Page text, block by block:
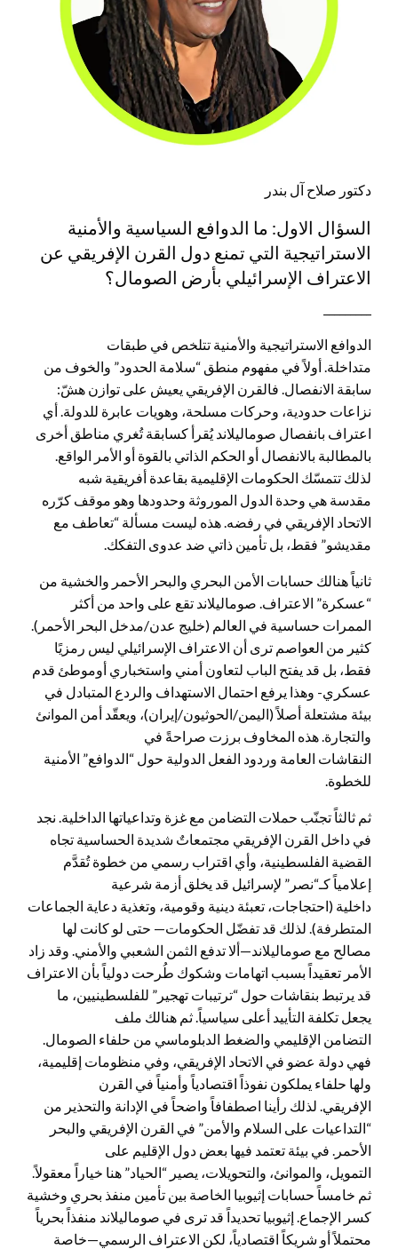
دكتور صلاح آل بندر
السؤال الاول: ما الدوافع السياسية والأمنية
الاستراتيجية التي تمنع دول القرن الإفريقي عن
الاعتراف الإسرائيلي بأرض الصومال؟
الدوافع الاستراتيجية والأمنية تتلخص في طبقات
متداخلة. أولاً في مفهوم منطق “سلامة الحدود” والخوف من
سابقة الانفصال. فالقرن الإفريقي يعيش على توازن هشّ:
نزاعات حدودية، وحركات مسلحة، وهويات عابرة للدولة. أي
اعتراف بانفصال صوماليلاند يُقرأ كسابقة تُغري مناطق أخرى
بالمطالبة بالانفصال أو الحكم الذاتي بالقوة أو الأمر الواقع.
لذلك تتمسّك الحكومات الإقليمية بقاعدة أفريقية شبه
مقدسة هي وحدة الدول الموروثة وحدودها وهو موقف كرّره
الاتحاد الإفريقي في رفضه. هذه ليست مسألة “تعاطف مع
مقديشو” فقط، بل تأمين ذاتي ضد عدوى التفكك.
ثانياً هنالك حسابات الأمن البحري والبحر الأحمر والخشية من
“عسكرة” الاعتراف. صوماليلاند تقع على واحد من أكثر
الممرات حساسية في العالم (خليج عدن/مدخل البحر الأحمر).
كثير من العواصم ترى أن الاعتراف الإسرائيلي ليس رمزيًا
فقط، بل قد يفتح الباب لتعاون أمني واستخباري أوموطئ قدم
عسكري- وهذا يرفع احتمال الاستهداف والردع المتبادل في
بيئة مشتعلة أصلاً (اليمن/الحوثيون/إيران)، ويعقّد أمن الموانئ
والتجارة. هذه المخاوف برزت صراحةً في
النقاشات العامة وردود الفعل الدولية حول “الدوافع” الأمنية
للخطوة.
ثم ثالثاً تجنّب حملات التضامن مع غزة وتداعياتها الداخلية. نجد
في داخل القرن الإفريقي مجتمعاتٌ شديدة الحساسية تجاه
القضية الفلسطينية، وأي اقتراب رسمي من خطوة تُقدَّم
إعلامياً كـ“نصر” لإسرائيل قد يخلق أزمة شرعية
داخلية (احتجاجات، تعبئة دينية وقومية، وتغذية دعاية الجماعات
المتطرفة). لذلك قد تفضّل الحكومات— حتى لو كانت لها
مصالح مع صوماليلاند—ألا تدفع الثمن الشعبي والأمني. وقد زاد
الأمر تعقيداً بسبب اتهامات وشكوك طُرحت دولياً بأن الاعتراف
قد يرتبط بنقاشات حول “ترتيبات تهجير” للفلسطينيين، ما
يجعل تكلفة التأييد أعلى سياسياً. ثم هنالك ملف
التضامن الإقليمي والضغط الدبلوماسي من حلفاء الصومال.
فهي دولة عضو في الاتحاد الإفريقي، وفي منظومات إقليمية،
ولها حلفاء يملكون نفوذاً اقتصادياً وأمنياً في القرن
الإفريقي. لذلك رأينا اصطفافاً واضحاً في الإدانة والتحذير من
“التداعيات على السلام والأمن” في القرن الإفريقي والبحر
الأحمر. في بيئة تعتمد فيها بعض دول الإقليم على
التمويل، والموانئ، والتحويلات، يصير “الحياد” هنا خياراً معقولاً.
ثم خامساً حسابات إثيوبيا الخاصة بين تأمين منفذ بحري وخشية
كسر الإجماع. إثيوبيا تحديداً قد ترى في صوماليلاند منفذاً بحرياً
محتملاً أو شريكاً اقتصادياً، لكن الاعتراف الرسمي—خاصة